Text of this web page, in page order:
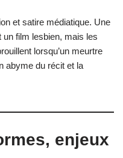
et satire médiatique. Une
film lesbien, mais les
lorsqu’un meurtre
abyme du récit et la
enjeux